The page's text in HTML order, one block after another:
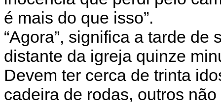
é mais do que isso”.
“Agora”, significa a tarde
distante da igreja quinze
Devem ter cerca de trinta
cadeira de rodas, outros